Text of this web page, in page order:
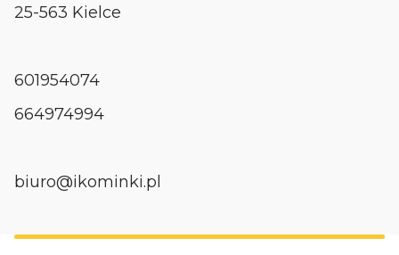
25-563 Kielce
601954074
664974994
biuro@ikominki.pl